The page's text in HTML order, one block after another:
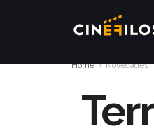
Home Novedades